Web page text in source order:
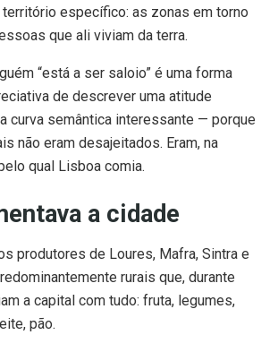
território específico: as zonas em torno
que ali viviam da terra.
“está a ser saloio” é uma forma
de descrever uma atitude
curva semântica interessante — porque
não eram desajeitados. Eram, na
qual Lisboa comia.
a cidade
produtores de Loures, Mafra, Sintra e
rurais que, durante
a capital com tudo: fruta, legumes,
pão.